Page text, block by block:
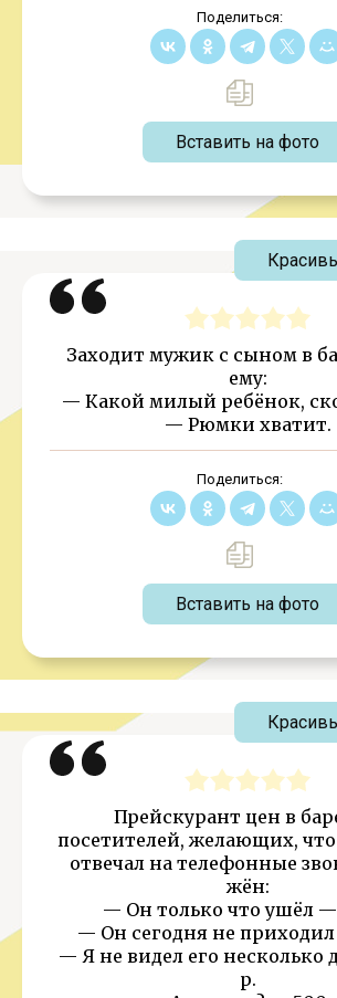
Поделиться:
Вставить на фото
Заходит мужик с сыном в
ему:
— Какой милый ребёнок,
— Рюмки хватит.
Поделиться:
Вставить на фото
Прейскурант цен в
посетителей, желающих,
отвечал на телефонные
жён:
— Он только что ушёл —
— Он сегодня не
— Я не видел его несколько
р.